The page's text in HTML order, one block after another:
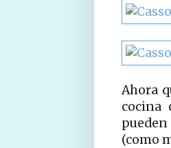
Ahora
cocina
(como